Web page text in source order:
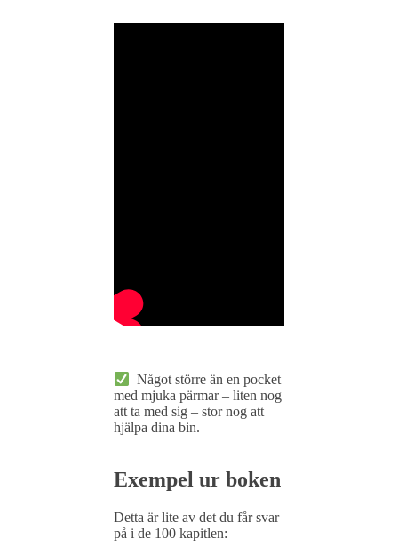
Något större än en pocket
med mjuka pärmar – liten nog
att ta med sig – stor nog att
hjälpa dina bin.
Exempel ur boken
Detta är lite av det du får svar
på i de 100 kapitlen: